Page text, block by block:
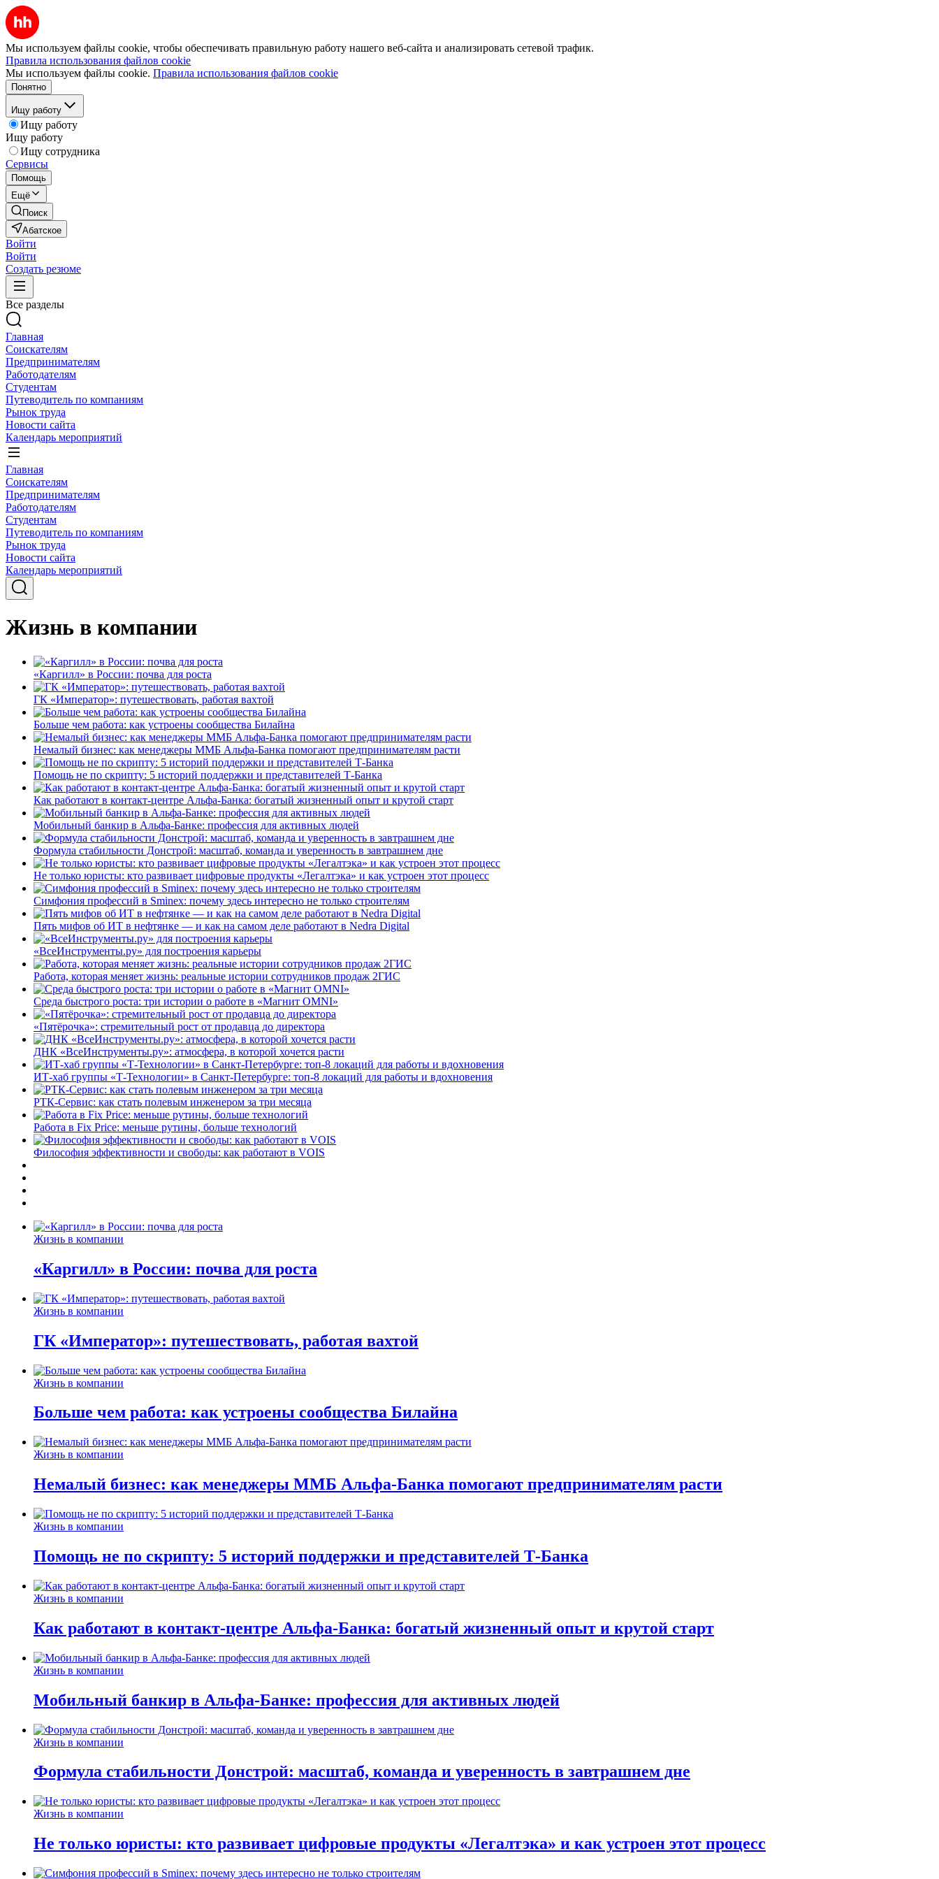
Мы используем файлы cookie, чтобы обеспечивать правильную работу нашего веб-сайта и анализировать сетевой трафик.
Правила использования файлов cookie
Мы используем файлы cookie. Правила использования файлов cookie
Понятно
Ищу работу
Ищу работу
Ищу работу
Ищу сотрудника
Сервисы
Помощь
Ещё
Поиск
Абатское
Войти
Войти
Создать резюме
Все разделы
Главная
Соискателям
Предпринимателям
Работодателям
Студентам
Путеводитель по компаниям
Рынок труда
Новости сайта
Календарь мероприятий
Главная
Соискателям
Предпринимателям
Работодателям
Студентам
Путеводитель по компаниям
Рынок труда
Новости сайта
Календарь мероприятий
Жизнь в компании
«Каргилл» в России: почва для роста
ГК «Император»: путешествовать, работая вахтой
Больше чем работа: как устроены сообщества Билайна
Немалый бизнес: как менеджеры ММБ Альфа-Банка помогают предпринимателям расти
Помощь не по скрипту: 5 историй поддержки и представителей Т-Банка
Как работают в контакт-центре Альфа-Банка: богатый жизненный опыт и крутой старт
Мобильный банкир в Альфа-Банке: профессия для активных людей
Формула стабильности Донстрой: масштаб, команда и уверенность в завтрашнем дне
Не только юристы: кто развивает цифровые продукты «Легалтэка» и как устроен этот процесс
Симфония профессий в Sminex: почему здесь интересно не только строителям
Пять мифов об ИТ в нефтянке — и как на самом деле работают в Nedra Digital
«ВсеИнструменты.ру» для построения карьеры
Работа, которая меняет жизнь: реальные истории сотрудников продаж 2ГИС
Среда быстрого роста: три истории о работе в «Магнит OMNI»
«Пятёрочка»: стремительный рост от продавца до директора
ДНК «ВсеИнструменты.ру»: атмосфера, в которой хочется расти
ИТ-хаб группы «Т-Технологии» в Санкт-Петербурге: топ-8 локаций для работы и вдохновения
РТК-Сервис: как стать полевым инженером за три месяца
Работа в Fix Price: меньше рутины, больше технологий
Философия эффективности и свободы: как работают в VOIS
Жизнь в компании
«Каргилл» в России: почва для роста
Жизнь в компании
ГК «Император»: путешествовать, работая вахтой
Жизнь в компании
Больше чем работа: как устроены сообщества Билайна
Жизнь в компании
Немалый бизнес: как менеджеры ММБ Альфа-Банка помогают предпринимателям расти
Жизнь в компании
Помощь не по скрипту: 5 историй поддержки и представителей Т-Банка
Жизнь в компании
Как работают в контакт-центре Альфа-Банка: богатый жизненный опыт и крутой старт
Жизнь в компании
Мобильный банкир в Альфа-Банке: профессия для активных людей
Жизнь в компании
Формула стабильности Донстрой: масштаб, команда и уверенность в завтрашнем дне
Жизнь в компании
Не только юристы: кто развивает цифровые продукты «Легалтэка» и как устроен этот процесс